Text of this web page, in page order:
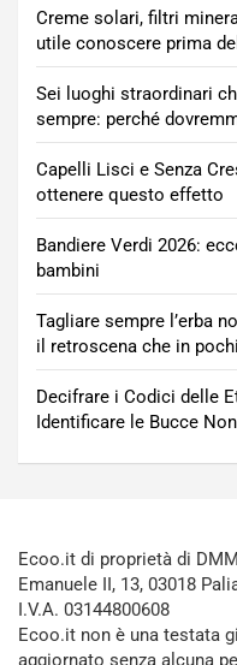
Creme solari, filtri
utile conoscere prima
Sei luoghi straordinari
sempre: perché
Capelli Lisci e Senza
ottenere questo effetto
Bandiere Verdi 2026:
bambini
Tagliare sempre l’erba
il retroscena che in
Decifrare i Codici delle
Identificare le Bucce
Ecoo.it di proprietà di
Emanuele II, 13, 03018
I.V.A. 03144800608
Ecoo.it non è una testata
aggiornato senza alcuna